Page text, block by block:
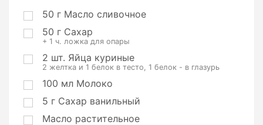
ц
50 г Масло сливочное
50 г Сахар
+ 1 ч. ложка для опары
2 шт. Яйца куриные
2 желтка и 1 белок в тесто, 1 белок - в глазурь
100 мл Молоко
5 г Сахар ванильный
Масло растительное